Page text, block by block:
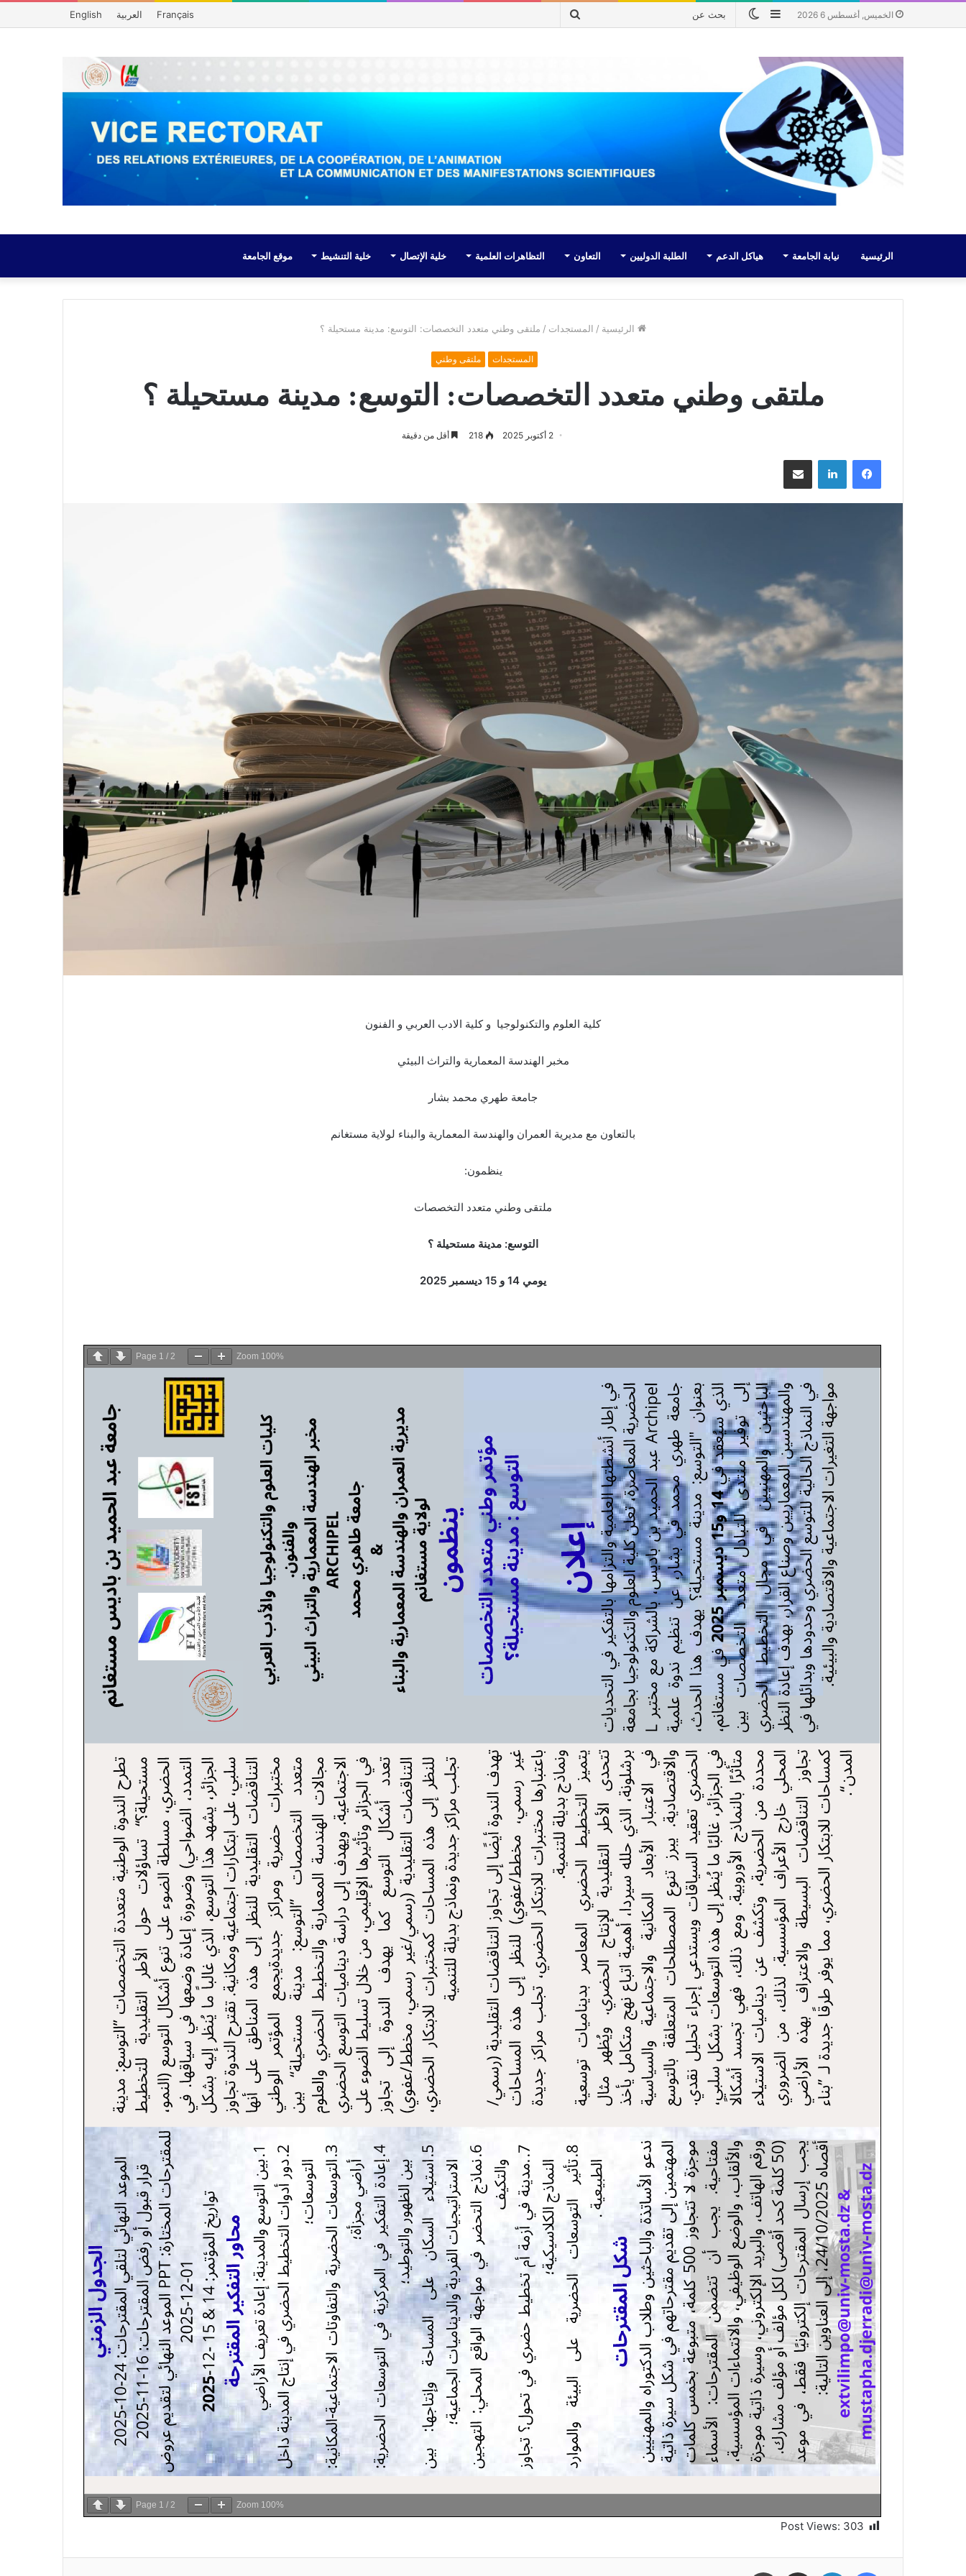
الخميس, أغسطس 6 2026
بحث
الوضع إضافة
جانبي
Français العربية English
الرئيسية نيابة الجامعة هياكل الدعم الطلبة الدوليين التعاون التظاهرات العلمية خلية الإتصال خلية التنشيط موقع الجامعة
الرئيسية / المستجدات / ملتقى وطني متعدد التخصصات: التوسع: مدينة مستحيلة ؟
المستجدات ملتقى وطني
ملتقى وطني متعدد التخصصات: التوسع: مدينة مستحيلة ؟
2 أكتوبر 2025 218 أقل من دقيقة
فيسبوك لينكدإن مشاركة عبر البريد
كلية العلوم والتكنولوجيا و كلية الادب العربي و الفنون
مخبر الهندسة المعمارية والتراث البيئي
جامعة طهري محمد بشار
بالتعاون مع مديرية العمران والهندسة المعمارية والبناء لولاية مستغانم
ينظمون:
ملتقى وطني متعدد التخصصات
التوسع: مدينة مستحيلة ؟
يومي 14 و 15 ديسمبر 2025
Page 1 / 2 Zoom 100%
Page 1 / 2 Zoom 100%
Post Views: 303
فيسبوك لينكدإن مشاركة عبر البريد